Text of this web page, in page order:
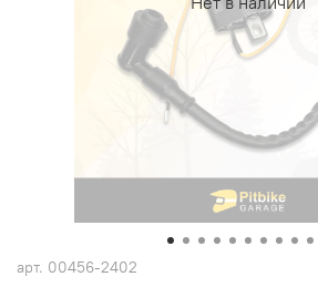
арт. 00456-2402